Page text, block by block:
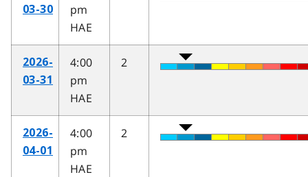
03-30
pm
HAE
2026-
03-31
4:00
pm
HAE
2
2026-
04-01
4:00
pm
HAE
2